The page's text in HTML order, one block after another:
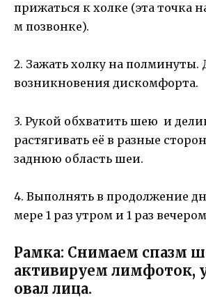
прижаться к холке (эта точка
м позвонке).
2. Зажать холку на полминуты.
возникновения дискомфорта.
3. Рукой обхватить шею и
растягивать её в разные
заднюю область шеи.
4. Выполнять в продолжение
мере 1 раз утром и 1 раз
Рамка: Снимаем спазм
активируем лимфоток,
овал лица.